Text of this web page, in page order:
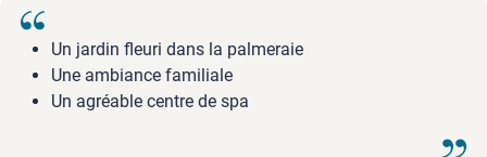
Un jardin fleuri dans la palmeraie
Une ambiance familiale
Un agréable centre de spa